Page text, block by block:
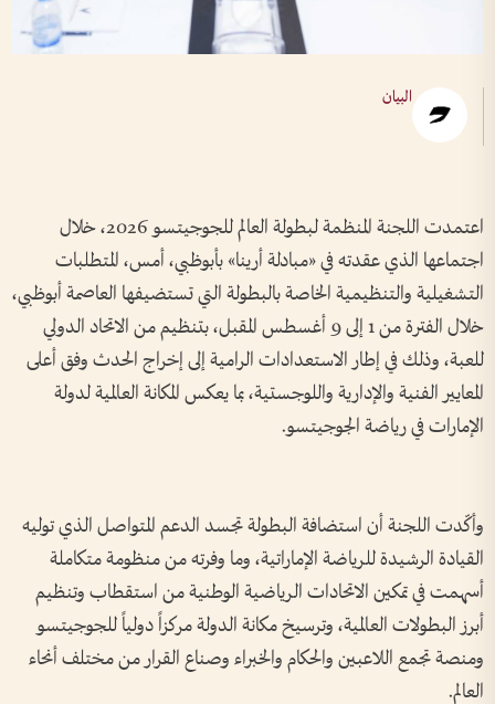
البيان
اعتمدت اللجنة المنظمة لبطولة العالم للجوجيتسو 2026، خلال
اجتماعها الذي عقدته في «مبادلة أرينا» بأبوظبي، أمس، المتطلبات
التشغيلية والتنظيمية الخاصة بالبطولة التي تستضيفها العاصمة أبوظبي،
خلال الفترة من 1 إلى 9 أغسطس المقبل، بتنظيم من الاتحاد الدولي
للعبة، وذلك في إطار الاستعدادات الرامية إلى إخراج الحدث وفق أعلى
المعايير الفنية والإدارية واللوجستية، بما يعكس المكانة العالمية لدولة
الإمارات في رياضة الجوجيتسو.
وأكّدت اللجنة أن استضافة البطولة تجسد الدعم المتواصل الذي توليه
القيادة الرشيدة للرياضة الإماراتية، وما وفرته من منظومة متكاملة
أسهمت في تمكين الاتحادات الرياضية الوطنية من استقطاب وتنظيم
أبرز البطولات العالمية، وترسيخ مكانة الدولة مركزاً دولياً للجوجيتسو
ومنصة تجمع اللاعبين والحكام والخبراء وصناع القرار من مختلف أنحاء
العالم.